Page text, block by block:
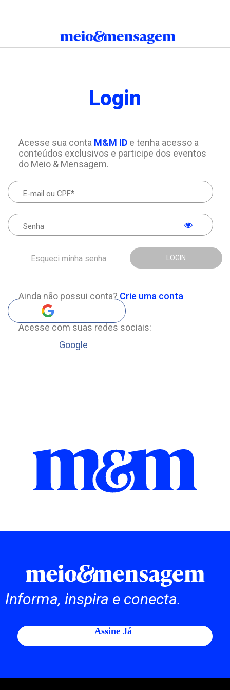
Login
Acesse sua conta M&M IDe tenha acesso a
conteúdos exclusivos e participe dos eventos
do Meio & Mensagem.
LOGIN
Esqueci minha senha
Ainda não possui conta? Crie uma conta
Acesse com suas redes sociais:
Google
Informa, inspira e conecta.
Assine Já